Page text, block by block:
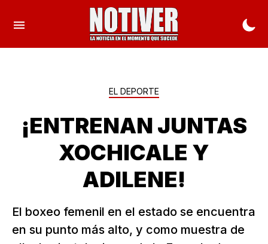
EL DEPORTE
¡ENTRENAN JUNTAS
XOCHICALE Y
ADILENE!
El boxeo femenil en el estado se encuentra
en su punto más alto, y como muestra de